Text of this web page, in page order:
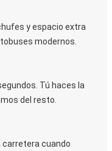
y espacio extra
modernos.
Tú haces la
del resto.
carretera cuando